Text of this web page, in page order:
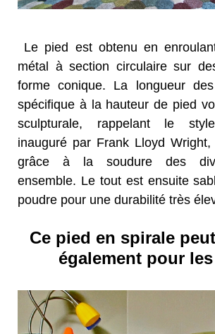
Le pied est obtenu en
métal à section circulaire sur
forme conique. La longueur
spécifique à la hauteur de pied
sculpturale, rappelant le
inauguré par Frank Lloyd
grâce à la soudure des
ensemble. Le tout est ensuite
poudre pour une durabilité très
Ce pied en spirale
également pour